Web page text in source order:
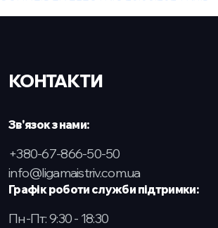
КОНТАКТИ
Зв'язок з нами:
+380-67-866-50-50
info@ligamaistriv.com.ua
Графік роботи служби підтримки:
Пн-Пт: 9:30 - 18:30